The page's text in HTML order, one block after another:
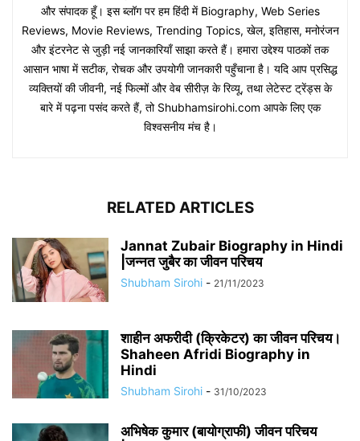
और संपादक हूँ। इस ब्लॉग पर हम हिंदी में Biography, Web Series
Reviews, Movie Reviews, Trending Topics, खेल, इतिहास, मनोरंजन
और इंटरनेट से जुड़ी नई जानकारियाँ साझा करते हैं। हमारा उद्देश्य पाठकों तक
आसान भाषा में सटीक, रोचक और उपयोगी जानकारी पहुँचाना है। यदि आप प्रसिद्ध
व्यक्तियों की जीवनी, नई फिल्मों और वेब सीरीज़ के रिव्यू, तथा लेटेस्ट ट्रेंड्स के
बारे में पढ़ना पसंद करते हैं, तो Shubhamsirohi.com आपके लिए एक
विश्वसनीय मंच है।
RELATED ARTICLES
Jannat Zubair Biography in Hindi
|जन्नत जुबैर का जीवन परिचय
Shubham Sirohi - 21/11/2023
शाहीन अफरीदी (क्रिकेटर) का जीवन परिचय।
Shaheen Afridi Biography in
Hindi
Shubham Sirohi - 31/10/2023
अभिषेक कुमार (बायोग्राफी) जीवन परिचय